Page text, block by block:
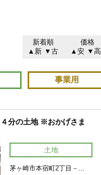
新着順
▲新 ▼古
価格
▲安 ▼高
事業用
分の土地 ※おかげさま
土地
茅ヶ崎市本宿町2丁目－...